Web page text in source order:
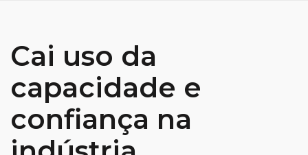
Cai uso da
capacidade e
confiança na